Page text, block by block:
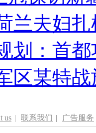
兰夫妇
划：首
区某特
us | 联系我们 | 广告服务